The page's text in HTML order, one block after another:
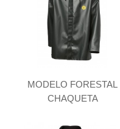
MODELO FORESTAL
CHAQUETA